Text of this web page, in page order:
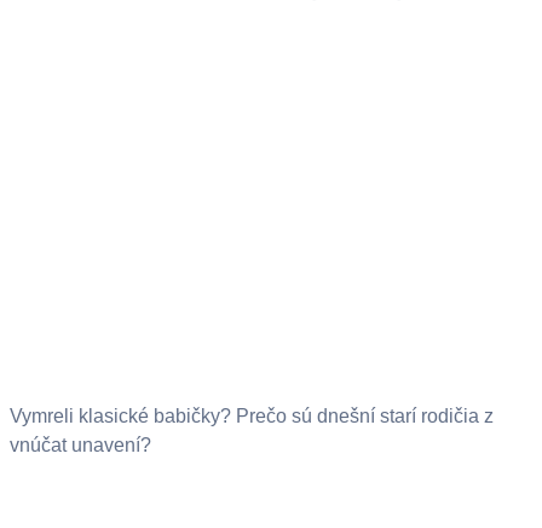
Vymreli klasické babičky? Prečo sú dnešní starí rodičia z
vnúčat unavení?